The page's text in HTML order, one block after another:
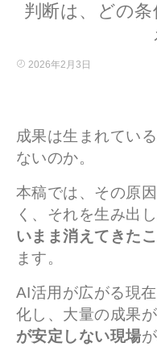
判断は、どの
2026年2月3日
成果は生まれてい
ないのか。
本稿では、その原
く、それを生み出
いまま消えてきた
ます。
AI活用が広がる現
化し、大量の成果
が安定しない現場